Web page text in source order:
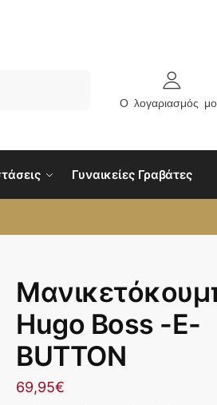
Ο λογαριασμός
Γυναικείες Γραβάτες
Hugo Boss -E-
BUTTON
69,95€